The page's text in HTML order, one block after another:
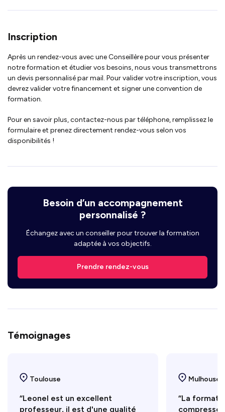
Inscription
Après un rendez-vous avec une Conseillère pour vous présenter
notre formation et étudier vos besoins, nous vous transmettrons
un devis personnalisé par mail. Pour valider votre inscription, vous
devrez valider votre financement et signer une convention de
formation.
Pour en savoir plus, contactez-nous par téléphone, remplissez le
formulaire et prenez directement rendez-vous selon vos
disponibilités !
Besoin d’un accompagnement
personnalisé ?
Échangez avec un conseiller pour trouver la formation
adaptée à vos objectifs.
Prendre rendez-vous
Témoignages
Toulouse
“Leonel est un excellent
professeur, il est d'une qualité
Mulhouse
“La